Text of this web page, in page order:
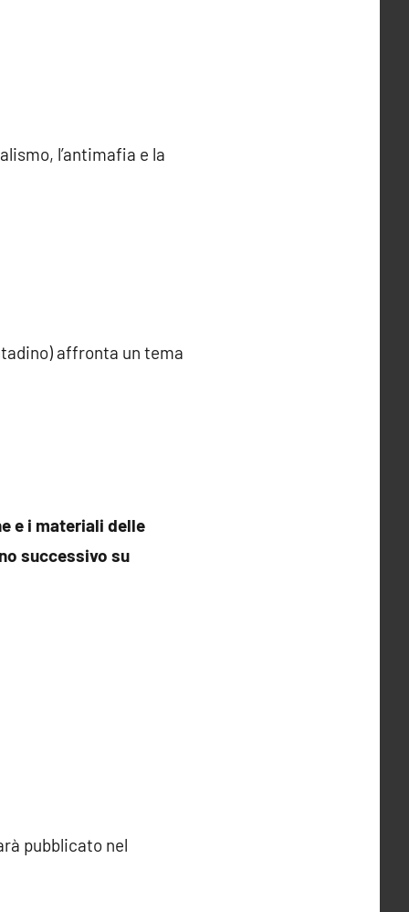
l’antimafia e la
affronta un tema
e i materiali delle
successivo su
pubblicato nel